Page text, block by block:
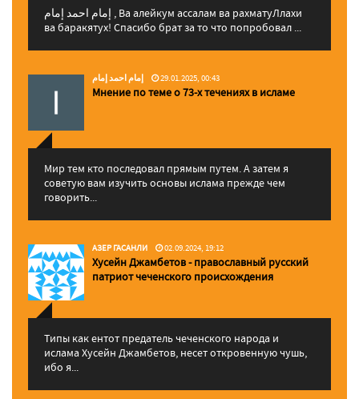
إمام احمد إمام , Ва алейкум ассалам ва рахматуЛлахи
ва баракятух! Спасибо брат за то что попробовал ...
إمام احمد إمام 29.01.2025, 00:43
Мнение по теме о 73-х течениях в исламе
Мир тем кто последовал прямым путем. А затем я
советую вам изучить основы ислама прежде чем
говорить...
АЗЕР ГАСАНЛИ 02.09.2024, 19:12
Хусейн Джамбетов - православный русский
патриот чеченского происхождения
Типы как ентот предатель чеченского народа и
ислама Хусейн Джамбетов, несет откровенную чушь,
ибо я...